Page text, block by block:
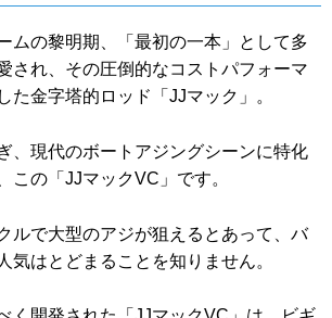
ムの黎明期、「最初の一本」として多
され、その圧倒的なコストパフォーマ
た金字塔的ロッド「JJマック」。
、現代のボートアジングシーンに特化
この「JJマックVC」です。
ルで大型のアジが狙えるとあって、バ
気はとどまることを知りません。